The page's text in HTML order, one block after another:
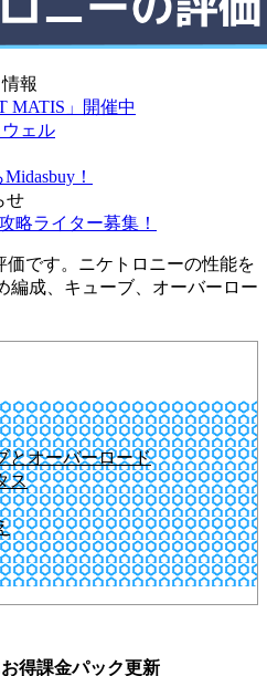
報
MATIS」開催中
ェル
！
せ
略ライター募集！
です。ニケトロニーの性能を
編成、キューブ、オーバーロー
とオーバーロード
ス
得課金パック更新